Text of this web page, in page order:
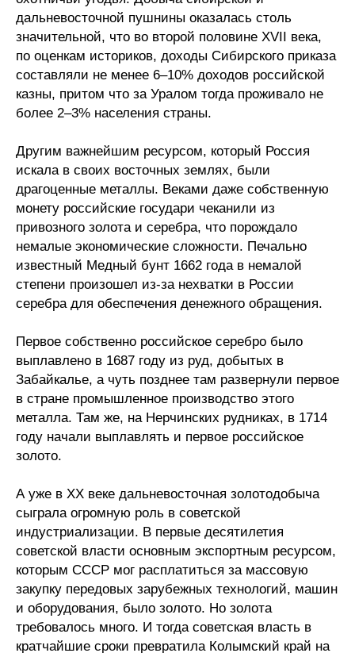
Кафедра МАДИ
Аспирантура
Об аспирантуре
Поступление
Обучение
Нормативные документы
Диссертационный совет
О совете
Материалы
Конкурсы и вакансии
Контакты
дальневосточной пушнины оказалась столь
значительной, что во второй половине XVII века,
по оценкам историков, доходы Сибирского приказа
составляли не менее 6–10% доходов российской
казны, притом что за Уралом тогда проживало не
более 2–3% населения страны.
Другим важнейшим ресурсом, который Россия
искала в своих восточных землях, были
драгоценные металлы. Веками даже собственную
монету российские государи чеканили из
привозного золота и серебра, что порождало
немалые экономические сложности. Печально
известный Медный бунт 1662 года в немалой
степени произошел из-за нехватки в России
серебра для обеспечения денежного обращения.
Первое собственно российское серебро было
выплавлено в 1687 году из руд, добытых в
Забайкалье, а чуть позднее там развернули первое
в стране промышленное производство этого
металла. Там же, на Нерчинских рудниках, в 1714
году начали выплавлять и первое российское
золото.
А уже в XX веке дальневосточная золотодобыча
сыграла огромную роль в советской
индустриализации. В первые десятилетия
советской власти основным экспортным ресурсом,
которым СССР мог расплатиться за массовую
закупку передовых зарубежных технологий, машин
и оборудования, было золото. Но золота
требовалось много. И тогда советская власть в
кратчайшие сроки превратила Колымский край на